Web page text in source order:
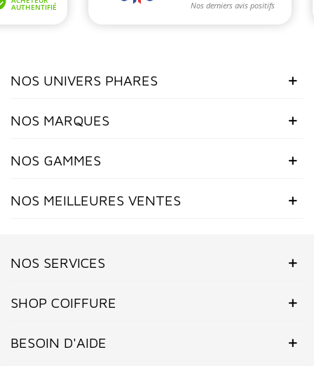
NOS UNIVERS PHARES
NOS MARQUES
NOS GAMMES
NOS MEILLEURES VENTES
NOS SERVICES
SHOP COIFFURE
BESOIN D'AIDE